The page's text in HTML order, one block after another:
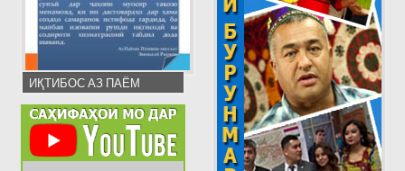
ИҚТИБОС АЗ ПАЁМ